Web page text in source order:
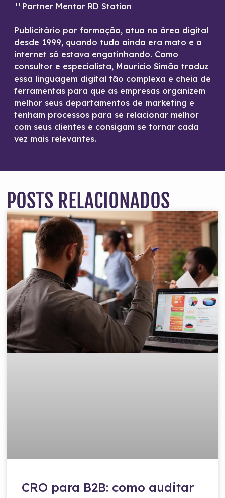
🏅Partner Mentor RD Station
Publicitário por formação, atua na área digital
desde 1999, quando tudo ainda era mato e a
internet só estava engatinhando. Como
consultor e especialista, Mauricio Simão traduz
essa linguagem digital tão complexa e cheia de
ferramentas para que as empresas organizem
melhor seus departamentos de marketing e
tenham processos para se relacionar melhor
com seus clientes e consigam se tornar cada
vez mais relevantes.
POSTS RELACIONADOS
CRO para B2B: como auditar